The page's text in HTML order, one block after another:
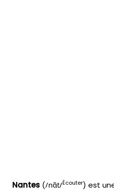
Nantes (/nɑ̃t/Écouter) est